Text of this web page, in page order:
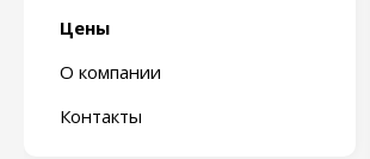
Цены
О компании
Контакты